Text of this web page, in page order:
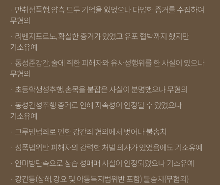
· 만취성폭행, 양측 모두 기억을 잃었으나 다양한 증거를 수집하여
무혐의
· 리벤지포르노, 확실한 증거가 있었고 유포 협박까지 했지만
기소유예
· 동성준강간, 술에 취한 피해자와 유사성행위를 한 사실이 있으나
무혐의
· 초등학생성추행, 손목을 붙잡은 사실이 분명했으나 무혐의
· 동성간성추행 증거로 인해 지속성이 인정될 수 있었으나
기소유예
· 그루밍범죄로 인한 강간죄 혐의에서 벗어나 불송치
· 성폭법위반 피해자의 강력한 처벌 의사가 있었음에도 기소유예
· 안마방단속으로 상습 성매매 사실이 인정되었으나 기소유예
· 강간등(상해, 강요 및 아동복지법위반 포함) 불송치(무혐의)